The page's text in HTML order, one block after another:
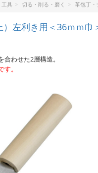
工具 切る・削る・磨く 革包丁・
左利き用＜36ｍｍ巾
わせた2層構造。
。